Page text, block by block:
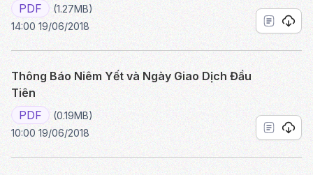
PDF
(1.27MB)
14:00 19/06/2018
Thông Báo Niêm Yết và Ngày Giao Dịch Đầu
Tiên
PDF
(0.19MB)
10:00 19/06/2018